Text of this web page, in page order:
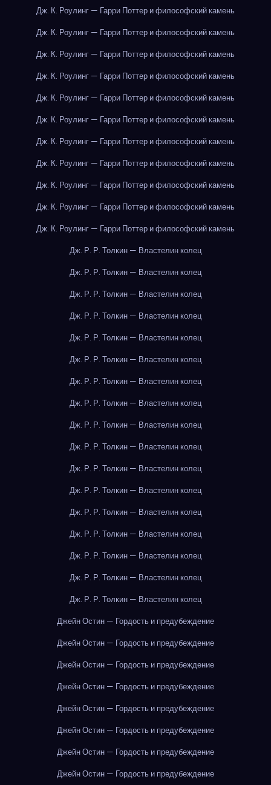
Дж. К. Роулинг — Гарри Поттер и философский камень
Дж. К. Роулинг — Гарри Поттер и философский камень
Дж. К. Роулинг — Гарри Поттер и философский камень
Дж. К. Роулинг — Гарри Поттер и философский камень
Дж. К. Роулинг — Гарри Поттер и философский камень
Дж. К. Роулинг — Гарри Поттер и философский камень
Дж. К. Роулинг — Гарри Поттер и философский камень
Дж. К. Роулинг — Гарри Поттер и философский камень
Дж. К. Роулинг — Гарри Поттер и философский камень
Дж. К. Роулинг — Гарри Поттер и философский камень
Дж. К. Роулинг — Гарри Поттер и философский камень
Дж. Р. Р. Толкин — Властелин колец
Дж. Р. Р. Толкин — Властелин колец
Дж. Р. Р. Толкин — Властелин колец
Дж. Р. Р. Толкин — Властелин колец
Дж. Р. Р. Толкин — Властелин колец
Дж. Р. Р. Толкин — Властелин колец
Дж. Р. Р. Толкин — Властелин колец
Дж. Р. Р. Толкин — Властелин колец
Дж. Р. Р. Толкин — Властелин колец
Дж. Р. Р. Толкин — Властелин колец
Дж. Р. Р. Толкин — Властелин колец
Дж. Р. Р. Толкин — Властелин колец
Дж. Р. Р. Толкин — Властелин колец
Дж. Р. Р. Толкин — Властелин колец
Дж. Р. Р. Толкин — Властелин колец
Дж. Р. Р. Толкин — Властелин колец
Дж. Р. Р. Толкин — Властелин колец
Джейн Остин — Гордость и предубеждение
Джейн Остин — Гордость и предубеждение
Джейн Остин — Гордость и предубеждение
Джейн Остин — Гордость и предубеждение
Джейн Остин — Гордость и предубеждение
Джейн Остин — Гордость и предубеждение
Джейн Остин — Гордость и предубеждение
Джейн Остин — Гордость и предубеждение